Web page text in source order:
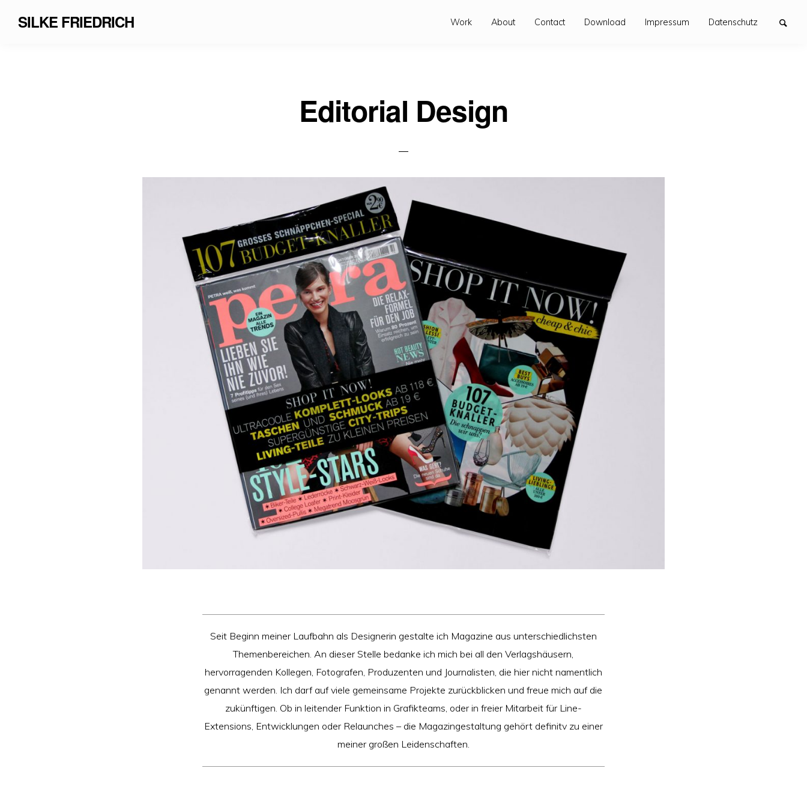
SILKE FRIEDRICH Work About Contact Download Impressum Datenschutz
Editorial Design
Seit Beginn meiner Laufbahn als Designerin gestalte ich Magazine aus unterschiedlichsten
Themenbereichen. An dieser Stelle bedanke ich mich bei all den Verlagshäusern,
hervorragenden Kollegen, Fotografen, Produzenten und Journalisten, die hier nicht namentlich
genannt werden. Ich darf auf viele gemeinsame Projekte zurückblicken und freue mich auf die
zukünftigen. Ob in leitender Funktion in Grafikteams, oder in freier Mitarbeit für Line-
Extensions, Entwicklungen oder Relaunches – die Magazingestaltung gehört definitv zu einer
meiner großen Leidenschaften.